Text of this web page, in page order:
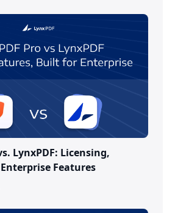
LynxPDF: Licensing,
Features